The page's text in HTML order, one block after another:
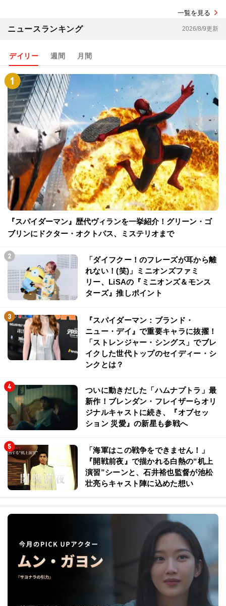
一覧を見る
ニュースランキング 2026/8/9更新
デイリー 週間 月間
『スパイダーマン』歴代ヴィランを一挙紹介！グリーン・ゴ
ブリンにドクター・オクトパス、ミステリオまで
「ダイフクー！のフレーズが耳から離
れない！(笑)」ミニオンズファミ
リー、LiSAの『ミニオンズ＆モンス
ターズ』推しポイント
『スパイダーマン：ブランド・
ニュー・デイ』で重要キャラに抜擢！
「ストレンジャー・シングス」でブレ
イクした世代トップのセイディー・シ
ンクとは？
ついに動きだした「ハムナプトラ」最
新作！ブレンダン・フレイザーらオリ
ジナルキャストに続き、『オブセッ
ション 災愛』の新星も参戦へ
「海軍はこの戦争をできません！」
『開戦前夜』で描かれる白熱の“机上
演習”シーンと、石井裕也監督が池松
壮亮らキャスト陣に込めた想い